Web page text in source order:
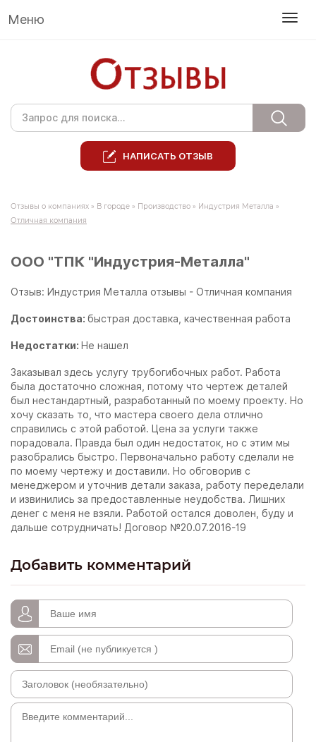
Меню
НАПИСАТЬ ОТЗЫВ
Отзывы о компаниях » В городе » Производство » Индустрия Металла »
Отличная компания
ООО "ТПК "Индустрия-Металла"
Отзыв: Индустрия Металла отзывы - Отличная компания
Достоинства: быстрая доставка, качественная работа
Недостатки: Не нашел
Заказывал здесь услугу трубогибочных работ. Работа
была достаточно сложная, потому что чертеж деталей
был нестандартный, разработанный по моему проекту. Но
хочу сказать то, что мастера своего дела отлично
справились с этой работой. Цена за услуги также
порадовала. Правда был один недостаток, но с этим мы
разобрались быстро. Первоначально работу сделали не
по моему чертежу и доставили. Но обговорив с
менеджером и уточнив детали заказа, работу переделали
и извинились за предоставленные неудобства. Лишних
денег с меня не взяли. Работой остался доволен, буду и
дальше сотрудничать! Договор №20.07.2016-19
Добавить комментарий